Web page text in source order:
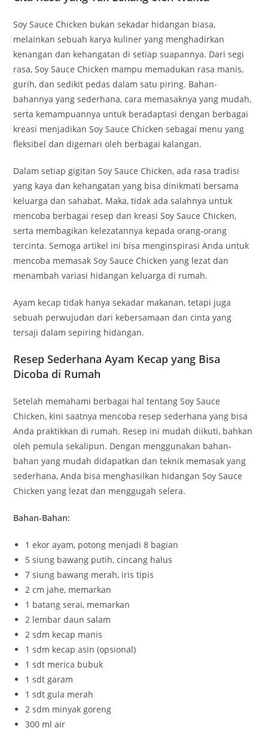
Soy Sauce Chicken bukan sekadar hidangan biasa,
melainkan sebuah karya kuliner yang menghadirkan
kenangan dan kehangatan di setiap suapannya. Dari segi
rasa, Soy Sauce Chicken mampu memadukan rasa manis,
gurih, dan sedikit pedas dalam satu piring. Bahan-
bahannya yang sederhana, cara memasaknya yang mudah,
serta kemampuannya untuk beradaptasi dengan berbagai
kreasi menjadikan Soy Sauce Chicken sebagai menu yang
fleksibel dan digemari oleh berbagai kalangan.
Dalam setiap gigitan Soy Sauce Chicken, ada rasa tradisi
yang kaya dan kehangatan yang bisa dinikmati bersama
keluarga dan sahabat. Maka, tidak ada salahnya untuk
mencoba berbagai resep dan kreasi Soy Sauce Chicken,
serta membagikan kelezatannya kepada orang-orang
tercinta. Semoga artikel ini bisa menginspirasi Anda untuk
mencoba memasak Soy Sauce Chicken yang lezat dan
menambah variasi hidangan keluarga di rumah.
Ayam kecap tidak hanya sekadar makanan, tetapi juga
sebuah perwujudan dari kebersamaan dan cinta yang
tersaji dalam sepiring hidangan.
Resep Sederhana Ayam Kecap yang Bisa
Dicoba di Rumah
Setelah memahami berbagai hal tentang Soy Sauce
Chicken, kini saatnya mencoba resep sederhana yang bisa
Anda praktikkan di rumah. Resep ini mudah diikuti, bahkan
oleh pemula sekalipun. Dengan menggunakan bahan-
bahan yang mudah didapatkan dan teknik memasak yang
sederhana, Anda bisa menghasilkan hidangan Soy Sauce
Chicken yang lezat dan menggugah selera.
Bahan-Bahan:
1 ekor ayam, potong menjadi 8 bagian
5 siung bawang putih, cincang halus
7 siung bawang merah, iris tipis
2 cm jahe, memarkan
1 batang serai, memarkan
2 lembar daun salam
2 sdm kecap manis
1 sdm kecap asin (opsional)
1 sdt merica bubuk
1 sdt garam
1 sdt gula merah
2 sdm minyak goreng
300 ml air